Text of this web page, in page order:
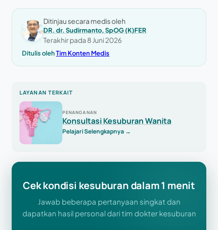
Ditinjau secara medis oleh
DR. dr. Sudirmanto, SpOG (K)FER
Terakhir pada 8 Juni 2026
Ditulis olehTim Konten Medis
LAYANAN TERKAIT
PENANGANAN
Konsultasi Kesuburan Wanita
Pelajari Selengkapnya →
Cek kondisi kesuburan dalam 1 menit
Jawab beberapa pertanyaan singkat dan
dapatkan hasil personal dari tim dokter kesuburan